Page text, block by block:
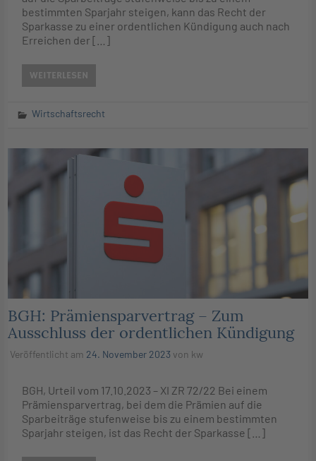
bestimmten Sparjahr steigen, kann das Recht der
Sparkasse zu einer ordentlichen Kündigung auch nach
Erreichen der […]
WEITERLESEN
Wirtschaftsrecht
BGH: Prämiensparvertrag – Zum
Ausschluss der ordentlichen Kündigung
Veröffentlicht am 24. November 2023 von kw
BGH, Urteil vom 17.10.2023 – XI ZR 72/22 Bei einem
Prämiensparvertrag, bei dem die Prämien auf die
Sparbeiträge stufenweise bis zu einem bestimmten
Sparjahr steigen, ist das Recht der Sparkasse […]